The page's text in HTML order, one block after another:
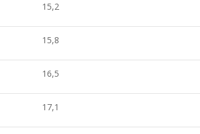
15,2
15,8
16,5
17,1